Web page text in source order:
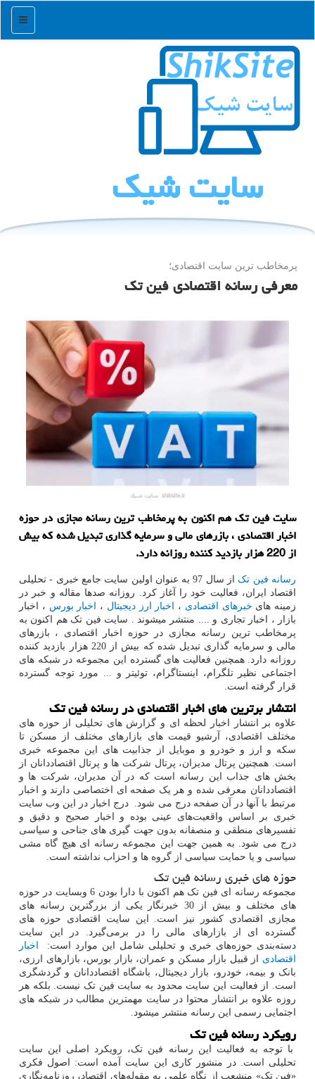
منو
سایت شیك
پرمخاطب ترین سایت اقتصادی؛
معرفی رسانه اقتصادی فین تک
سایت فین تک هم اکنون به پرمخاطب ترین رسانه مجازی در حوزه
اخبار اقتصادی ، بازرهای مالی و سرمایه گذاری تبدیل شده که بیش
از 220 هزار بازدید کننده روزانه دارد.
رسانه فین تک
از سال 97 به عنوان اولین سایت جامع خبری - تحلیلی
اقتصاد ایران، فعالیت خود را آغاز کرد. روزانه صدها مقاله و خبر در
زمینه های خبرهای اقتصادی ، اخبار ارز دیجیتال ، اخبار بورس ، اخبار
بازار ، اخبار تجاری و .... منتشر میشوند . سایت فین تک هم اکنون به
پرمخاطب ترین رسانه مجازی در حوزه اخبار اقتصادی ، بازرهای
مالی و سرمایه گذاری تبدیل شده که بیش از 220 هزار بازدید کننده
روزانه دارد. همچنین فعالیت های گسترده این مجموعه در شبکه های
اجتماعی نظیر تلگرام، اینستاگرام، توئیتر و ... مورد توجه گسترده
قرار گرفته است.
انتشار برترین های اخبار اقتصادی در رسانه فین تک
علاوه بر انتشار اخبار لحظه ای و گزارش های تحلیلی از حوزه های
مختلف اقتصادی، آرشیو قیمت های بازارهای مختلف از مسکن تا
سکه و ارز و خودرو و موبایل از جذابیت های این مجموعه خبری
است. همچنین پرتال مدیران، پرتال شرکت ها و پرتال اقتصاددانان از
بخش های جذاب این رسانه است که در آن مدیران، شرکت ها و
اقتصاددانان معرفی شده و هر یک صفحه ای اختصاصی دارند و اخبار
مرتبط با آنها در آن صفحه درج می شود. درج اخبار در این وب سایت
خبری بر اساس واقعیت‌های عینی بوده و اخبار صحیح و دقیق و
تفسیرهای منطقی و منصفانه بدون جهت گیری های جناحی و سیاسی
درج می شود. به همین جهت این مجموعه رسانه ای هیچ گاه مشی
سیاسی و یا حمایت سیاسی از گروه ها و احزاب نداشته است.
حوزه های خبری رسانه فین تک
مجموعه رسانه ای فین تک هم اکنون با دارا بودن 6 وبسایت در حوزه
های مختلف و بیش از 30 خبرنگار یکی از بزرگترین رسانه های
مجازی اقتصادی کشور نیز است. این سایت اقتصادی حوزه های
گسترده ای از بازارهای مالی را در برمی‌گیرد. در این سایت
دسته‌بندی حوزه‌های خبری و تحلیلی شامل این موارد است:
اخبار
اقتصادی از قبیل بازار مسکن و عمران، بازار بورس، بازارهای ارزی،
بانک و بیمه، خودرو، بازار دیجیتال، باشگاه اقتصاددانان و گردشگری
است. از فعالیت این سایت محدود به سایت فین تک نیست. بلکه هر
روزه علاوه بر انتشار محتوا در سایت مهمترین مطالب در شبکه های
اجتمایی رسمی این رسانه منتشر میشود.
رویکرد رسانه فین تک
با توجه به فعالیت این رسانه فین تک، رویکرد اصلی این سایت
تحلیلی است. در منشور کاری این سایت آمده است: اصول فکری
«فین تک» منشعب از نگاه علمی به مقوله‌های اقتصاد، روزنامه‌نگاری